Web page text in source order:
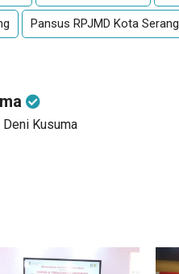
Pansus RPJMD Kota Serang
Kusuma